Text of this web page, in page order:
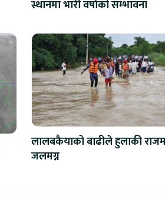
स्थानमा भारी वर्षाको सम्भावना
लालबकैयाको बाढीले हुलाकी
जलमग्न